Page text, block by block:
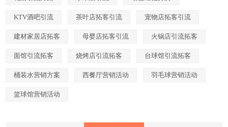
KTV酒吧引流 茶叶店拓客引流 宠物店拓客引流
建材家居店拓客 母婴店拓客引流 火锅店引流拓客
面馆引流拓客 烧烤店引流拓客 台球馆引流拓客
桶装水营销方案 西餐厅营销活动 羽毛球营销活动
篮球馆营销活动